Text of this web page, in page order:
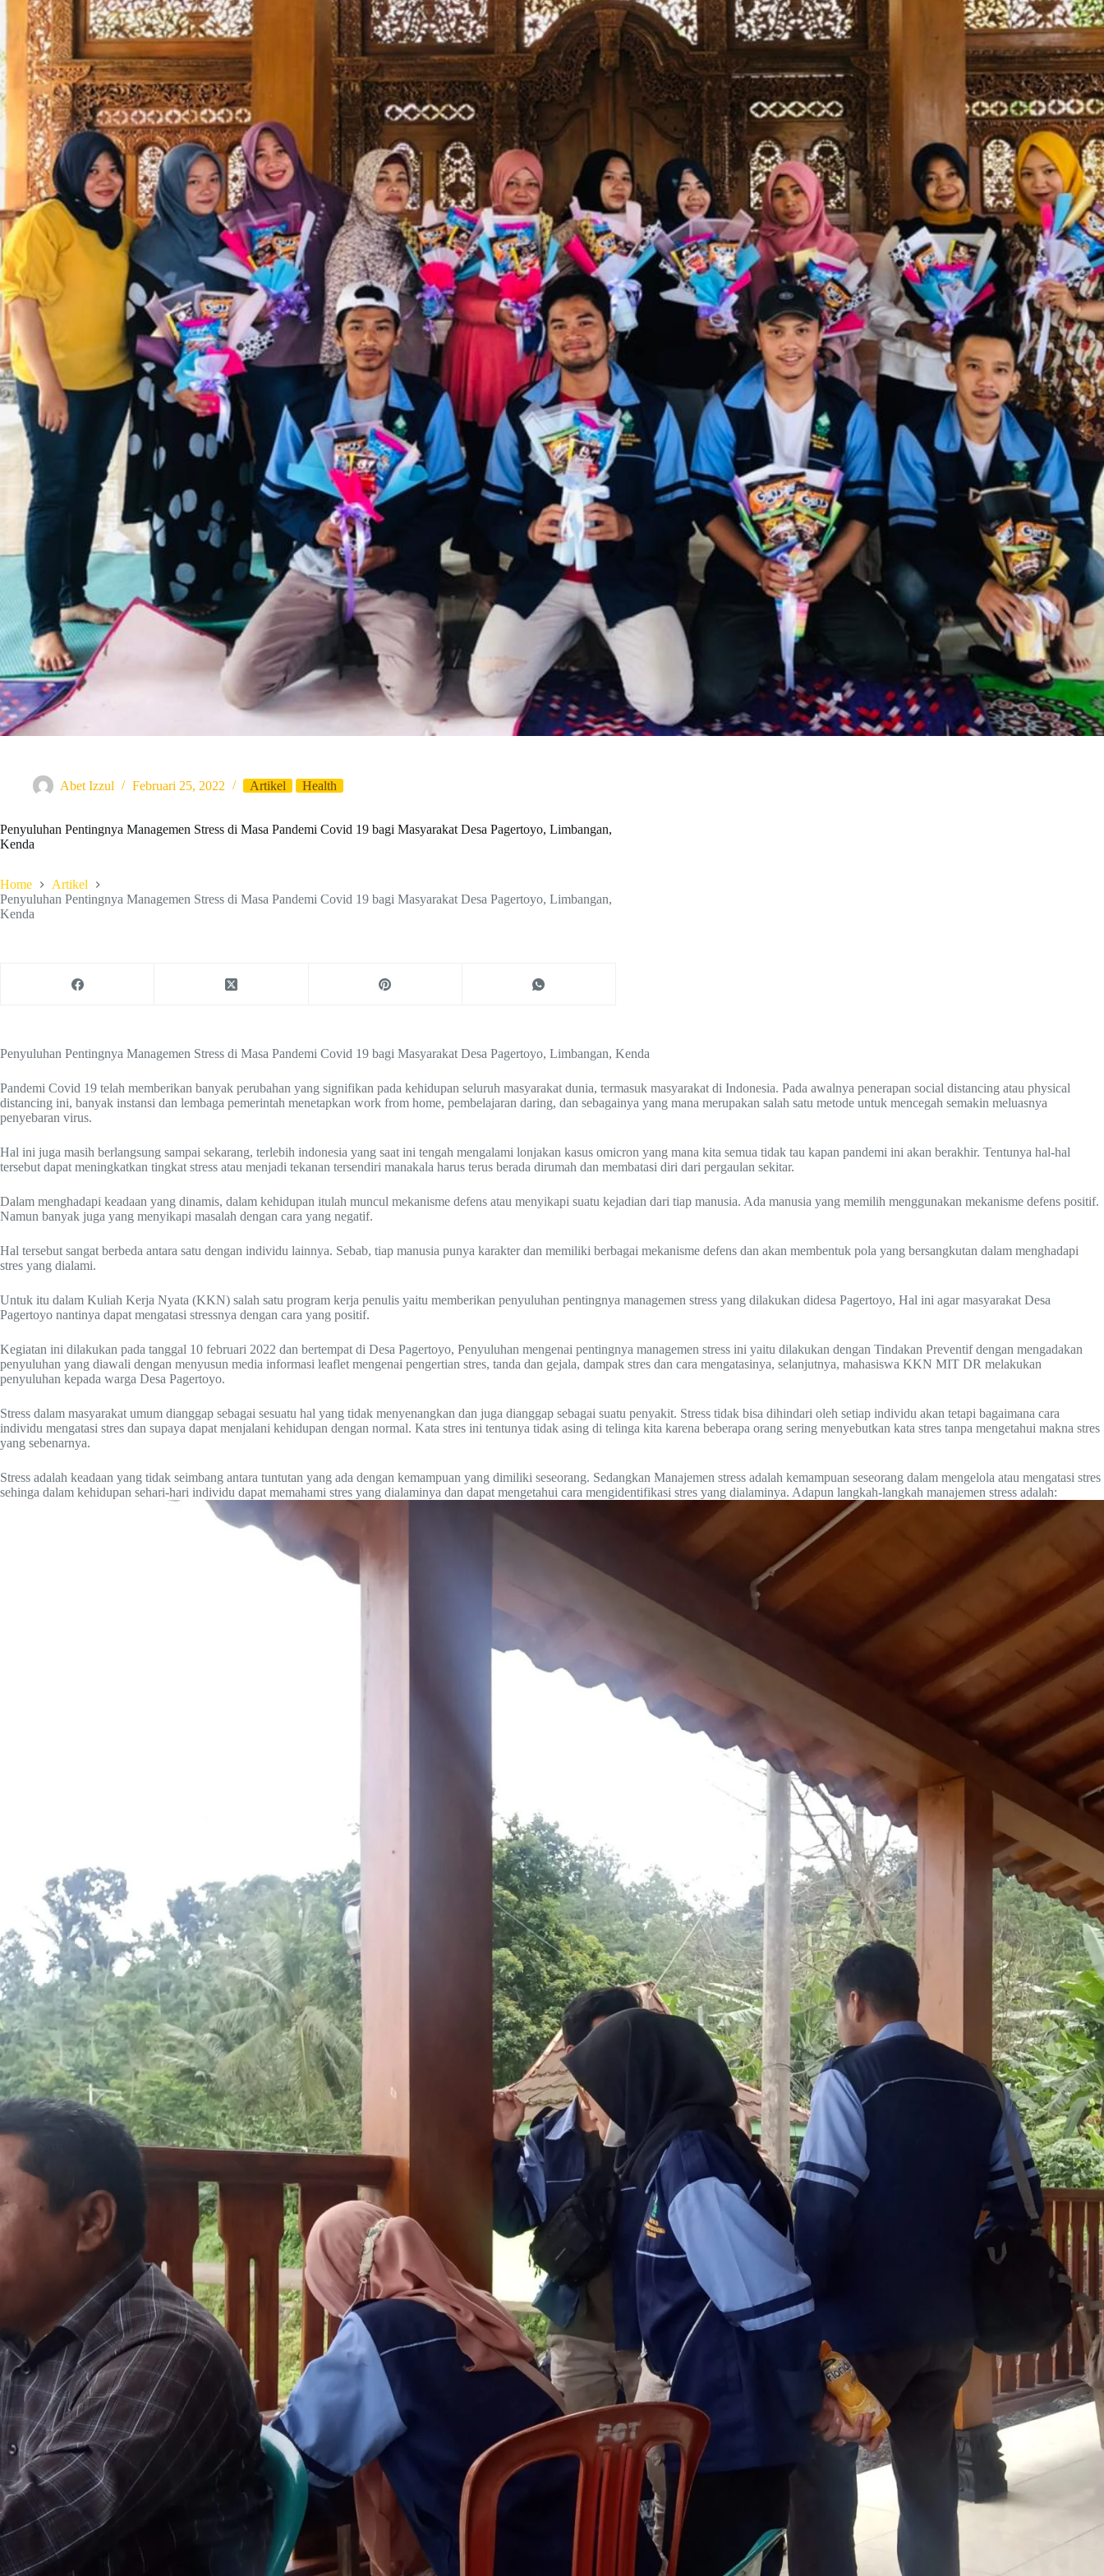
Abet Izzul Februari 25, 2022 Artikel Health
Penyuluhan Pentingnya Managemen Stress di Masa Pandemi Covid 19 bagi Masyarakat Desa Pagertoyo, Limbangan,
Kenda
Home
Artikel
Penyuluhan Pentingnya Managemen Stress di Masa Pandemi Covid 19 bagi Masyarakat Desa Pagertoyo, Limbangan,
Kenda
Penyuluhan Pentingnya Managemen Stress di Masa Pandemi Covid 19 bagi Masyarakat Desa Pagertoyo, Limbangan, Kenda
Pandemi Covid 19 telah memberikan banyak perubahan yang signifikan pada kehidupan seluruh masyarakat dunia, termasuk masyarakat di Indonesia. Pada awalnya penerapan social distancing atau physical
distancing ini, banyak instansi dan lembaga pemerintah menetapkan work from home, pembelajaran daring, dan sebagainya yang mana merupakan salah satu metode untuk mencegah semakin meluasnya
penyebaran virus.
Hal ini juga masih berlangsung sampai sekarang, terlebih indonesia yang saat ini tengah mengalami lonjakan kasus omicron yang mana kita semua tidak tau kapan pandemi ini akan berakhir. Tentunya hal-hal
tersebut dapat meningkatkan tingkat stress atau menjadi tekanan tersendiri manakala harus terus berada dirumah dan membatasi diri dari pergaulan sekitar.
Dalam menghadapi keadaan yang dinamis, dalam kehidupan itulah muncul mekanisme defens atau menyikapi suatu kejadian dari tiap manusia. Ada manusia yang memilih menggunakan mekanisme defens positif.
Namun banyak juga yang menyikapi masalah dengan cara yang negatif.
Hal tersebut sangat berbeda antara satu dengan individu lainnya. Sebab, tiap manusia punya karakter dan memiliki berbagai mekanisme defens dan akan membentuk pola yang bersangkutan dalam menghadapi
stres yang dialami.
Untuk itu dalam Kuliah Kerja Nyata (KKN) salah satu program kerja penulis yaitu memberikan penyuluhan pentingnya managemen stress yang dilakukan didesa Pagertoyo, Hal ini agar masyarakat Desa
Pagertoyo nantinya dapat mengatasi stressnya dengan cara yang positif.
Kegiatan ini dilakukan pada tanggal 10 februari 2022 dan bertempat di Desa Pagertoyo, Penyuluhan mengenai pentingnya managemen stress ini yaitu dilakukan dengan Tindakan Preventif dengan mengadakan
penyuluhan yang diawali dengan menyusun media informasi leaflet mengenai pengertian stres, tanda dan gejala, dampak stres dan cara mengatasinya, selanjutnya, mahasiswa KKN MIT DR melakukan
penyuluhan kepada warga Desa Pagertoyo.
Stress dalam masyarakat umum dianggap sebagai sesuatu hal yang tidak menyenangkan dan juga dianggap sebagai suatu penyakit. Stress tidak bisa dihindari oleh setiap individu akan tetapi bagaimana cara
individu mengatasi stres dan supaya dapat menjalani kehidupan dengan normal. Kata stres ini tentunya tidak asing di telinga kita karena beberapa orang sering menyebutkan kata stres tanpa mengetahui makna stres
yang sebenarnya.
Stress adalah keadaan yang tidak seimbang antara tuntutan yang ada dengan kemampuan yang dimiliki seseorang. Sedangkan Manajemen stress adalah kemampuan seseorang dalam mengelola atau mengatasi stres
sehinga dalam kehidupan sehari-hari individu dapat memahami stres yang dialaminya dan dapat mengetahui cara mengidentifikasi stres yang dialaminya. Adapun langkah-langkah manajemen stress adalah: